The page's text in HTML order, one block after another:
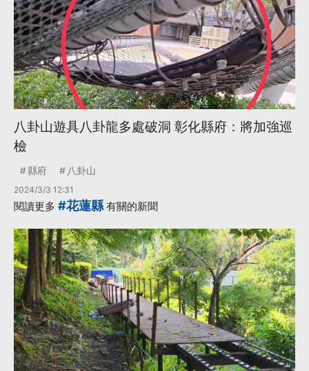
八卦山遊具八卦龍多處破洞 彰化縣府：將加強巡
檢
縣府 八卦山
2024/3/3 12:31
閱讀更多 #花蓮縣有關的新聞